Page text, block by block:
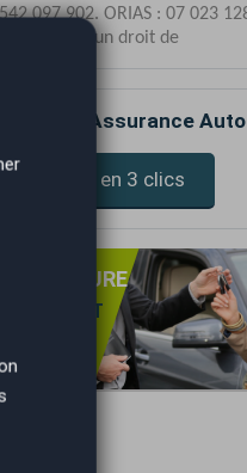
devis d’Assurance Auto
assurance en 3 clics
VOITURE
D'ACHAT